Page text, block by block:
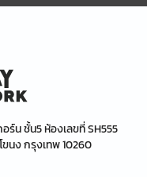
ร์น ชั้น5 ห้องเลขที่ SH555
นง กรุงเทพ 10260